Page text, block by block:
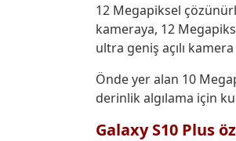
12 Megapiksel
kameraya, 12
ultra geniş açılı
Önde yer alan 10
derinlik algılama için
Galaxy S10 Plus